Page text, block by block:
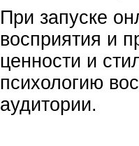
При запуске
восприятия и
ценности и
психологию
аудитории.